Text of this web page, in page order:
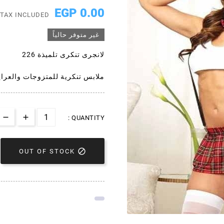
0.00 EGP
TAX INCLUDED
غير متوفر حالياً
لانجرى تنكرى تلميذة 226
ملابس تنكرية للمتزوجات
QUANTITY :

OUT OF STOCK